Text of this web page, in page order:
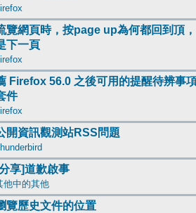
覽網頁時，按page up為何都回到頂，
下一頁
Firefox 56.0 之後可用的提醒待辨事
件
開資訊觀測站RSS問題
享]道歉啟事
他中的其他
覽歷史文件的位置